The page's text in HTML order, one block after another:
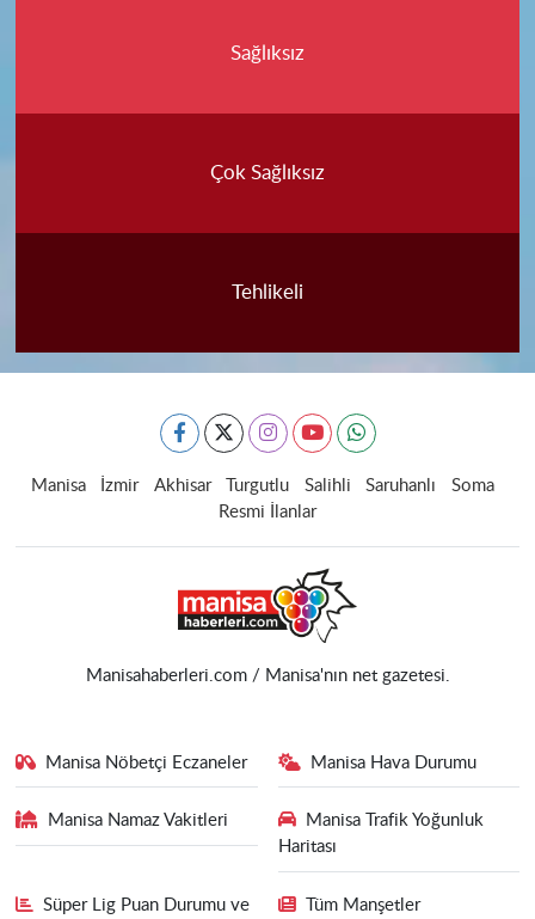
Sağlıksız
Çok Sağlıksız
Tehlikeli
Manisa İzmir Akhisar Turgutlu Salihli Saruhanlı
Soma
Resmi İlanlar
Manisahaberleri.com / Manisa'nın net gazetesi.
Manisa Nöbetçi Eczaneler Manisa Hava Durumu
Manisa Namaz Vakitleri
Manisa Trafik Yoğunluk
Haritası
Süper Lig Puan Durumu ve Tüm Manşetler